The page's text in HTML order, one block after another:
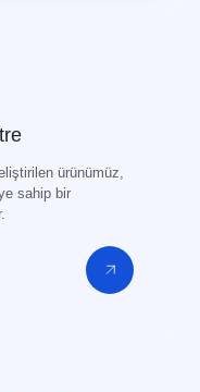
ürünümüz,
sahip bir